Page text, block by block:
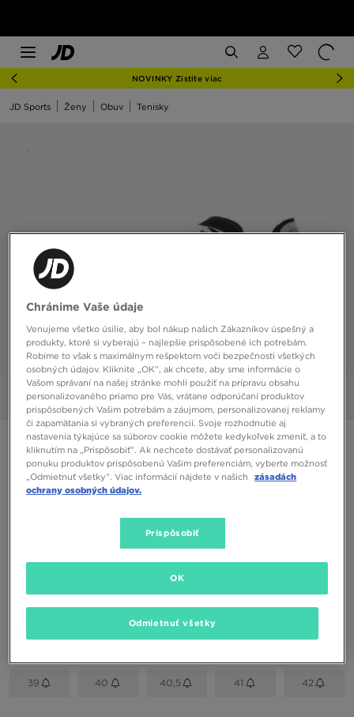
NOVINKY Zistite viac
JD Sports Ženy Obuv Tenisky
Obrázky 360°
NIKE WAFFLE ONE
60,00 €
39 40 40,5 41 42
Chránime Vaše údaje
Venujeme všetko úsilie, aby bol nákup našich Zákazníkov úspešný a
produkty, ktoré si vyberajú – najlepšie prispôsobené ich potrebám.
Robíme to však s maximálnym rešpektom voči bezpečnosti všetkých
osobných údajov. Kliknite „OK”, ak chcete, aby sme informácie o
Vašom správaní na našej stránke mohli použiť na prípravu obsahu
personalizovaného priamo pre Vás, vrátane odporúčaní produktov
prispôsobených Vašim potrebám a záujmom, personalizovanej reklamy
či zapamätania si vybraných preferencií. Svoje rozhodnutie aj
nastavenia týkajúce sa súborov cookie môžete kedykoľvek zmeniť, a to
kliknutím na „Prispôsobiť”. Ak nechcete dostávať personalizovanú
ponuku produktov prispôsobenú Vašim preferenciám, vyberte možnosť
„Odmietnuť všetky”. Viac informácií nájdete v našich
zásadách
ochrany osobných údajov.
Prispôsobiť
Odmietnuť všetky
OK